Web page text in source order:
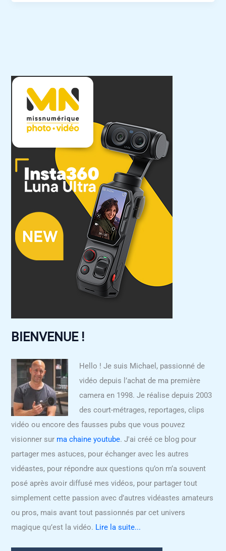
BIENVENUE !
Hello ! Je suis Michael, passionné de
vidéo depuis l’achat de ma première
camera en 1998. Je réalise depuis 2003
des court-métrages, reportages, clips
vidéo ou encore des fausses pubs que vous pouvez
visionner sur ma chaine youtube. J'ai créé ce blog pour
partager mes astuces, pour échanger avec les autres
vidéastes, pour répondre aux questions qu’on m’a souvent
posé après avoir diffusé mes vidéos, pour partager tout
simplement cette passion avec d’autres vidéastes amateurs
ou pros, mais avant tout passionnés par cet univers
magique qu’est la vidéo. Lire la suite...